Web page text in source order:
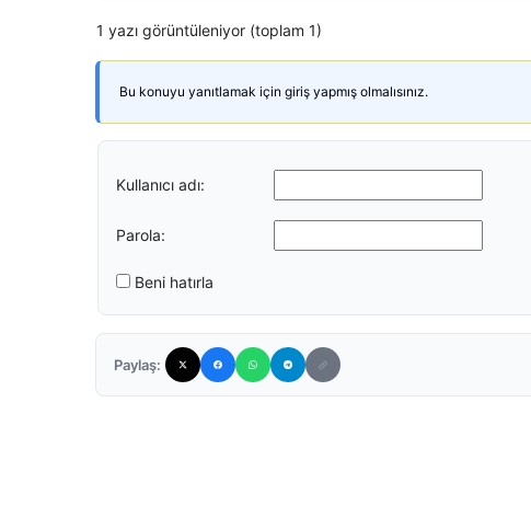
1 yazı görüntüleniyor (toplam 1)
Bu konuyu yanıtlamak için giriş yapmış olmalısınız.
Kullanıcı adı:
Parola:
Beni hatırla
Paylaş: